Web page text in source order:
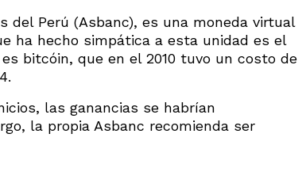
del Perú (Asbanc), es una moneda virtual
ha hecho simpática a esta unidad es el
bitcóin, que en el 2010 tuvo un costo de
las ganancias se habrían
la propia Asbanc recomienda ser